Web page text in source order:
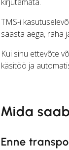
TMS-i
säästa aega, raha
Kui sinu ettevõte
käsitöö ja
Mida
Enne